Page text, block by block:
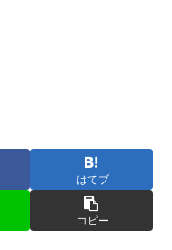
はてブ
コピー